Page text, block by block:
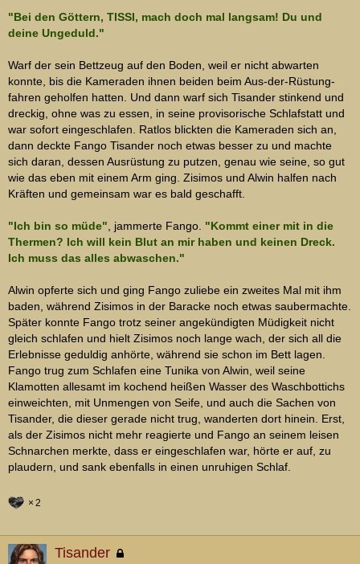
"Bei den Göttern, TISSI, mach doch mal langsam! Du und
deine Ungeduld."
Warf der sein Bettzeug auf den Boden, weil er nicht abwarten
konnte, bis die Kameraden ihnen beiden beim Aus-der-Rüstung-
fahren geholfen hatten. Und dann warf sich Tisander stinkend und
dreckig, ohne was zu essen, in seine provisorische Schlafstatt und
war sofort eingeschlafen. Ratlos blickten die Kameraden sich an,
dann deckte Fango Tisander noch etwas besser zu und machte
sich daran, dessen Ausrüstung zu putzen, genau wie seine, so gut
wie das eben mit einem Arm ging. Zisimos und Alwin halfen nach
Kräften und gemeinsam war es bald geschafft.
"Ich bin so müde" , jammerte Fango. "Kommt einer mit in die
Thermen? Ich will kein Blut an mir haben und keinen Dreck.
Ich muss das alles abwaschen."
Alwin opferte sich und ging Fango zuliebe ein zweites Mal mit ihm
baden, während Zisimos in der Baracke noch etwas saubermachte.
Später konnte Fango trotz seiner angekündigten Müdigkeit nicht
gleich schlafen und hielt Zisimos noch lange wach, der sich all die
Erlebnisse geduldig anhörte, während sie schon im Bett lagen.
Fango trug zum Schlafen eine Tunika von Alwin, weil seine
Klamotten allesamt im kochend heißen Wasser des Waschbottichs
einweichten, mit Unmengen von Seife, und auch die Sachen von
Tisander, die dieser gerade nicht trug, wanderten dort hinein. Erst,
als der Zisimos nicht mehr reagierte und Fango an seinem leisen
Schnarchen merkte, dass er eingeschlafen war, hörte er auf, zu
plaudern, und sank ebenfalls in einen unruhigen Schlaf.
2
Tisander